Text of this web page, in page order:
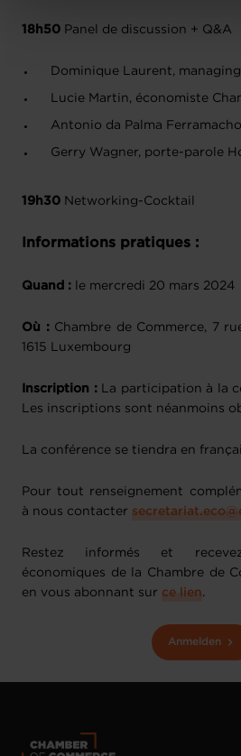
18h50 Panel de discussion + Q&A
Dominique Laurent,
Lucie Martin, économiste
Antonio da Palma
Gerry Wagner, porte-parole
19h30 Networking-Cocktail
Informations pratiques :
Quand : le mercredi 20 mars 2024
Où :Chambre de Commerce, 7
1615 Luxembourg
Inscription :La participation à la
Les inscriptions sont néanmoins
La conférence se tiendra en
Pour tout renseignement
à nous contacter
Restez informés et
économiques de la Chambre de
en vous abonnant sur ce lien.
Anmelden